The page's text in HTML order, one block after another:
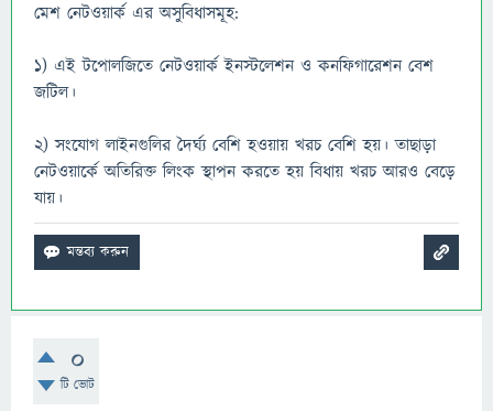
মেশ নেটওয়ার্ক এর অসুবিধাসমূহ:
১) এই টপোলজিতে নেটওয়ার্ক ইনস্টলেশন ও কনফিগারেশন বেশ
জটিল।
২) সংযোগ লাইনগুলির দৈর্ঘ্য বেশি হওয়ায় খরচ বেশি হয়। তাছাড়া
নেটওয়ার্কে অতিরিক্ত লিংক স্থাপন করতে হয় বিধায় খরচ আরও বেড়ে
যায়।
0
টি ভোট